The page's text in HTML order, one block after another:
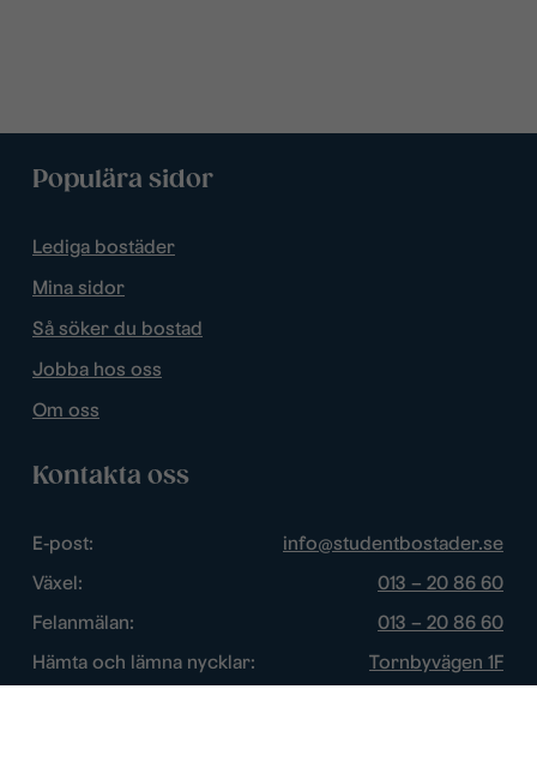
Populära sidor
Lediga bostäder
Mina sidor
Så söker du bostad
Jobba hos oss
Om oss
Kontakta oss
E-post:
info@studentbostader.se
Växel:
013 – 20 86 60
Felanmälan:
013 – 20 86 60
Hämta och lämna nycklar:
Tornbyvägen 1F